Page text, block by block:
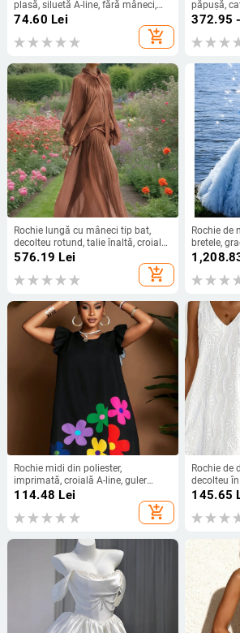
plasă, siluetă A-line, fără mâneci,
decolteu adânc în V, cu mărgele.
74.60 Lei
add_shopping_cart
păpușă,
dantelă
stil
de lungime
372.95
Rochie lungă cu mâneci tip bat,
decolteu rotund, talie înaltă, croială
A-line, fermoar
576.19 Lei
add_shopping_cart
Rochie de
bretele,
francez,
ședințe foto
Rochie midi din poliester,
imprimată, croială A-line, guler
rotund și mâneci scurte
114.48 Lei
add_shopping_cart
Rochie de
decolteu
american,
145.65